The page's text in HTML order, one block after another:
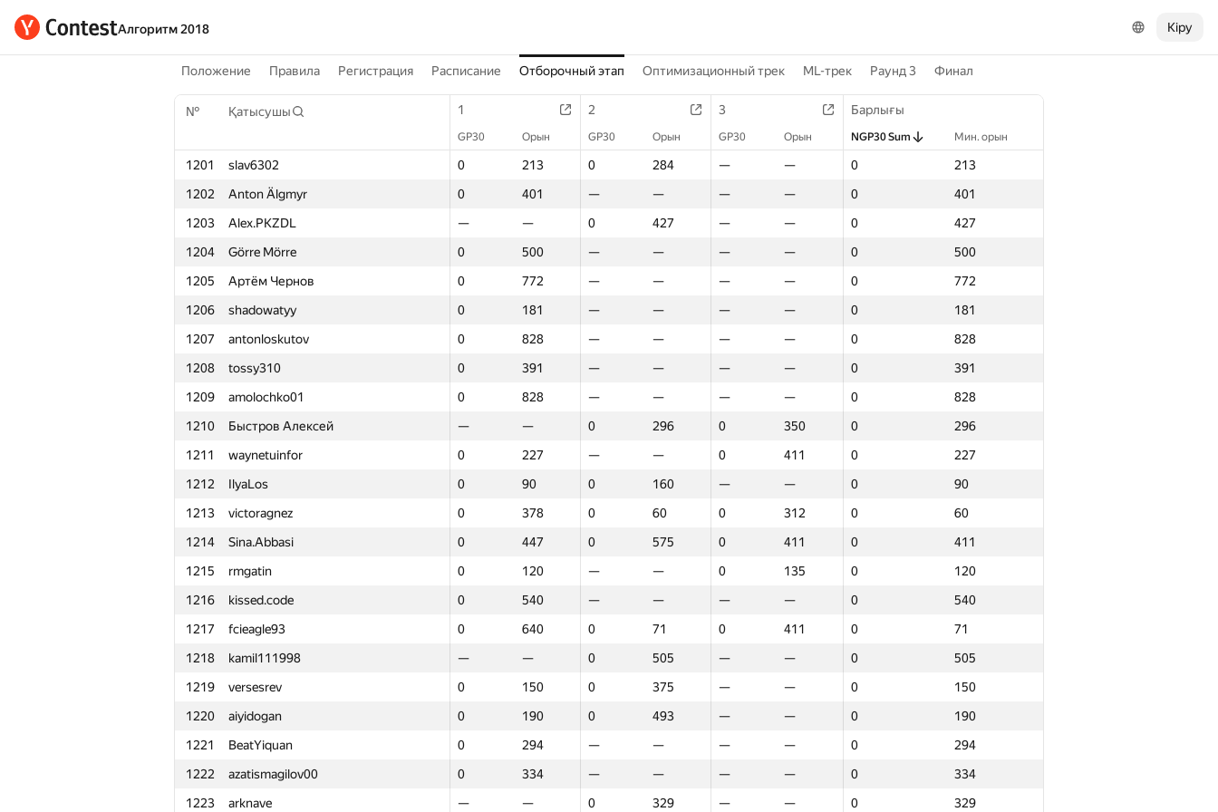
Алгоритм 2018 Кіру
Положение Правила Регистрация Расписание Отборочный этап Оптимизационный трек ML-трек Раунд 3 Финал
№ Қатысушы 1 2 3 Барлығы
GP30 Орын GP30 Орын GP30 Орын NGP30 Sum Мин. орын
1201 slav6302 0 213 0 284 — — 0
213
1202
Anton Älgmyr 0 401 — — — — 0
401
1203
Alex.PKZDL — — 0 427 — — 0
427
1204
Görre Mörre 0 500 — — — — 0
500
1205
Артём Чернов 0 772 — — — — 0
772
1206
shadowatyy 0 181 — — — — 0
181
1207
antonloskutov 0 828 — — — — 0
828
1208
tossy310 0 391 — — — — 0
391
1209
amolochko01 0 828 — — — — 0
828
1210
Быстров Алексей — — 0 296 0 350 0
296
1211
waynetuinfor 0 227 — — 0 411 0
227
1212
IlyaLos 0 90 0 160 — — 0
90
1213
victoragnez 0 378 0 60 0 312 0
60
1214
Sina.Abbasi 0 447 0 575 0 411 0
411
1215
rmgatin 0 120 — — 0 135 0
120
1216
kissed.code 0 540 — — — — 0
540
1217
fcieagle93 0 640 0 71 0 411 0
71
1218
kamil111998 — — 0 505 — — 0
505
1219
versesrev 0 150 0 375 — — 0
150
1220
aiyidogan 0 190 0 493 — — 0
190
1221
BeatYiquan 0 294 — — — — 0
294
1222
azatismagilov00 0 334 — — — — 0
334
1223
arknave — — 0 329 — — 0
329
Қатысушы 1 Барлығы
GP30 Орын NGP30 Sum Мин. орын